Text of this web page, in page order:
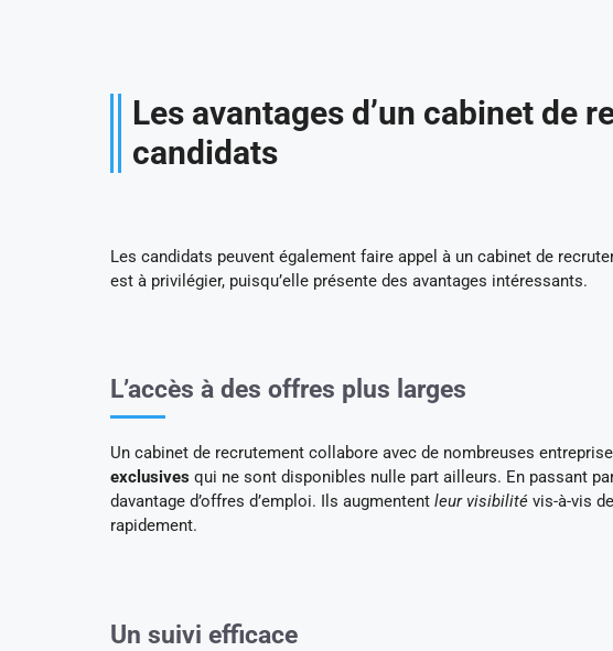
Les avantages d’un cabinet de
candidats
Les candidats peuvent également faire appel à un cabinet de
est à privilégier, puisqu’elle présente des avantages intéressants.
L’accès à des offres plus larges
Un cabinet de recrutement collabore avec de nombreuses
exclusives qui ne sont disponibles nulle part ailleurs. En passant
davantage d’offres d’emploi. Ils augmentent leur visibilité vis-à-vis
rapidement.
Un suivi efficace